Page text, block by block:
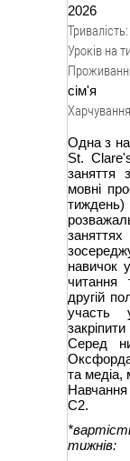
2026
Тривалість:
Уроків на
сім'я
Одна з
St.
заняття
мовні
тиждень)
навичок
другій
участь
Серед
та медіа,
Навчання
С2.
тижнів: